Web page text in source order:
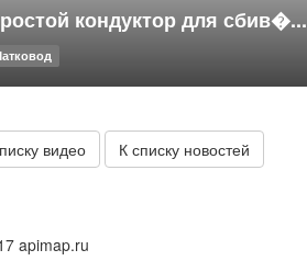
кондуктор для сбив�...
видео К списку новостей
apimap.ru